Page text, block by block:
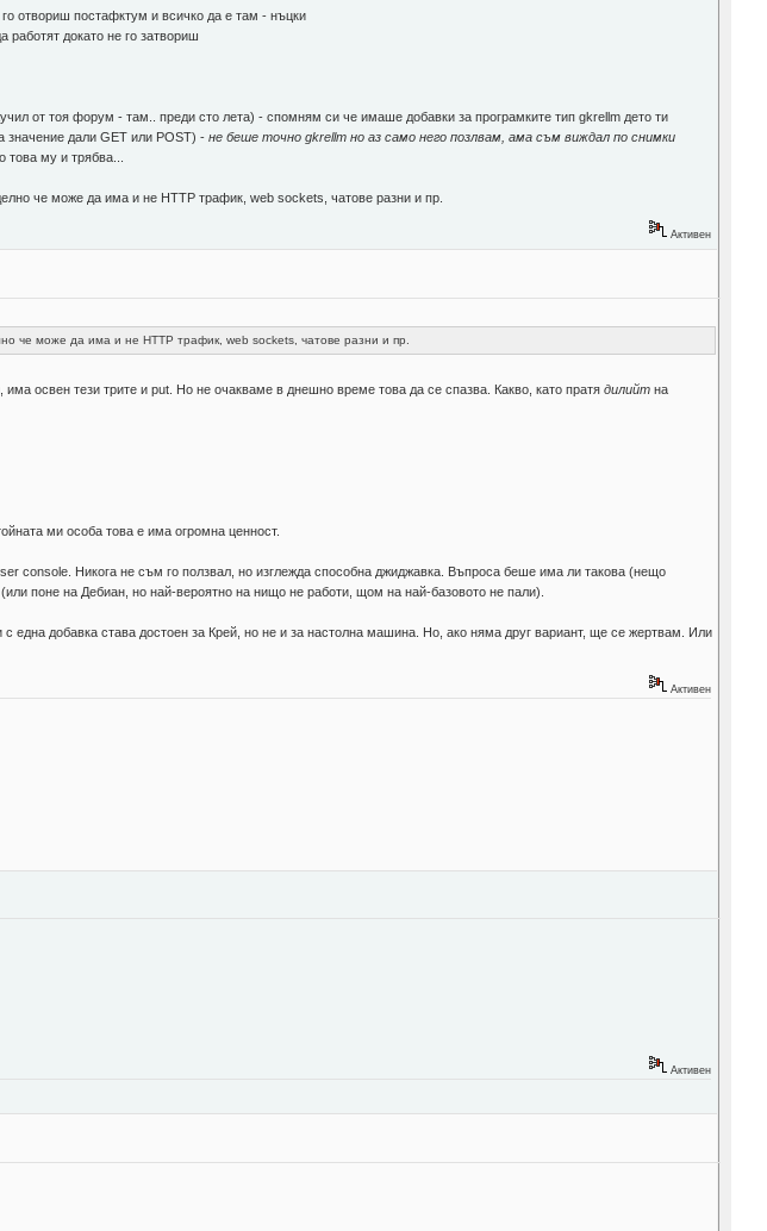
отвориш постафктум и всичко да е там - нъцки
работят докато не го затвориш
от тоя форум - там.. преди сто лета) - спомням си че имаше добавки за програмките тип gkrellm дето ти
значение дали GET или POST) -не беше точно gkrellm но аз само него позлвам, ама съм виждал по снимки
това му и трябва...
че може да има и не HTTP трафик, web sockets, чатове разни и пр.
Активен
че може да има и не HTTP трафик, web sockets, чатове разни и пр.
освен тези трите и put. Но не очакваме в днешно време това да се спазва. Какво, като пратядилийт на
ми особа това е има огромна ценност.
console. Никога не съм го ползвал, но изглежда способна джиджавка. Въпроса беше има ли такова (нещо
поне на Дебиан, но най-вероятно на нищо не работи, щом на най-базовото не пали).
една добавка става достоен за Крей, но не и за настолна машина. Но, ако няма друг вариант, ще се жертвам. Или
Активен
Активен